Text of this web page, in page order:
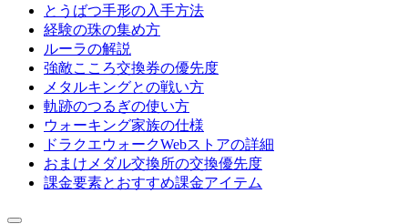
とうばつ手形の入手方法
経験の珠の集め方
ルーラの解説
強敵こころ交換券の優先度
メタルキングとの戦い方
軌跡のつるぎの使い方
ウォーキング家族の仕様
ドラクエウォークWebストアの詳細
おまけメダル交換所の交換優先度
課金要素とおすすめ課金アイテム